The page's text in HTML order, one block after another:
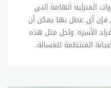
المنزلية الهامة التي
فإن أي عطل بها يمكن أن
الأسرة. ولحل مثل هذه
المنتظمة للغسالة،